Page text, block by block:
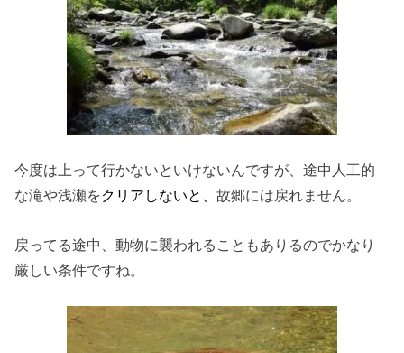
今度は上って行かないといけないんですが、途中人工的
な滝や浅瀬をクリアしないと、故郷には戻れません。
戻ってる途中、動物に襲われることもありるのでかなり
厳しい条件ですね。